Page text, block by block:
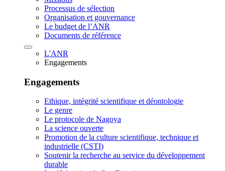
Processus de sélection
Organisation et gouvernance
Le budget de l’ANR
Documents de référence
L'ANR
Engagements
Engagements
Ethique, intégrité scientifique et déontologie
Le genre
Le protocole de Nagoya
La science ouverte
Promotion de la culture scientifique, technique et
industrielle (CSTI)
Soutenir la recherche au service du développement
durable